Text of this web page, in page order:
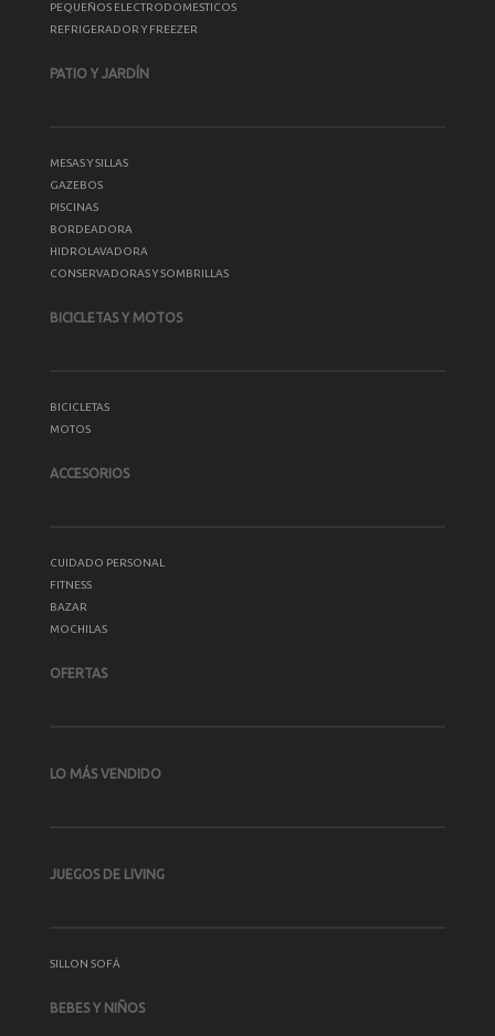
PEQUEÑOS ELECTRODOMESTICOS
REFRIGERADOR Y FREEZER
PATIO Y JARDÍN
MESAS Y SILLAS
GAZEBOS
PISCINAS
BORDEADORA
HIDROLAVADORA
CONSERVADORAS Y SOMBRILLAS
BICICLETAS Y MOTOS
BICICLETAS
MOTOS
ACCESORIOS
CUIDADO PERSONAL
FITNESS
BAZAR
MOCHILAS
OFERTAS
LO MÁS VENDIDO
JUEGOS DE LIVING
SILLON SOFÁ
BEBES Y NIÑOS